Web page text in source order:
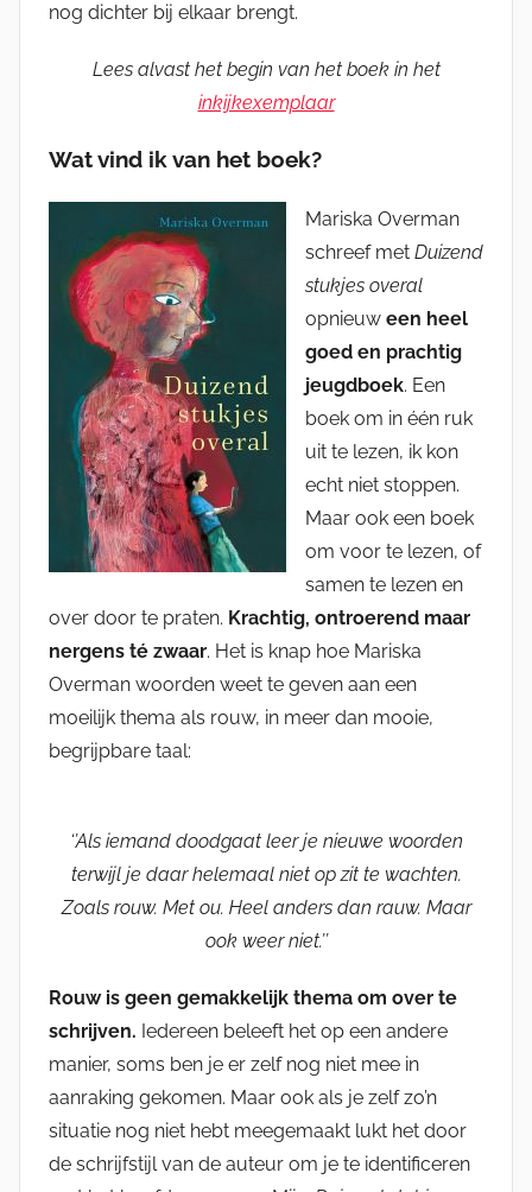
nog dichter bij elkaar brengt.
Lees alvast het begin van het boek in het
inkijkexemplaar
Wat vind ik van het boek?
Mariska Overman
schreef met Duizend
stukjes overal
opnieuw een heel
goed en prachtig
jeugdboek. Een
boek om in één ruk
uit te lezen, ik kon
echt niet stoppen.
Maar ook een boek
om voor te lezen, of
samen te lezen en
over door te praten. Krachtig, ontroerend maar
nergens té zwaar. Het is knap hoe Mariska
Overman woorden weet te geven aan een
moeilijk thema als rouw, in meer dan mooie,
begrijpbare taal:
‘’Als iemand doodgaat leer je nieuwe woorden
terwijl je daar helemaal niet op zit te wachten.
Zoals rouw. Met ou. Heel anders dan rauw. Maar
ook weer niet.’’
Rouw is geen gemakkelijk thema om over te
schrijven. Iedereen beleeft het op een andere
manier, soms ben je er zelf nog niet mee in
aanraking gekomen. Maar ook als je zelf zo’n
situatie nog niet hebt meegemaakt lukt het door
de schrijfstijl van de auteur om je te identificeren